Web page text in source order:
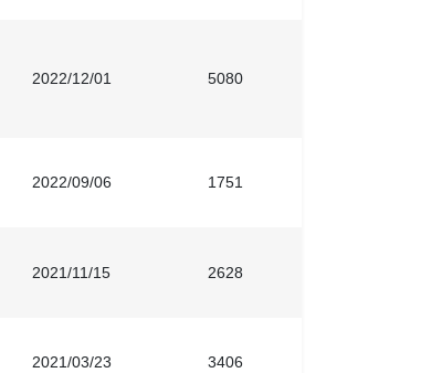
2022/12/01 5080
2022/09/06 1751
2021/11/15 2628
2021/03/23 3406